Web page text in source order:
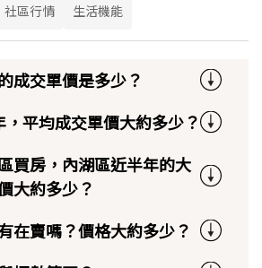
社區行情 生活機能
成交單價是多少？
平均成交單價大約多少？
買房，內湖區近半年的大
大約多少？
在賣嗎？價格大約多少？